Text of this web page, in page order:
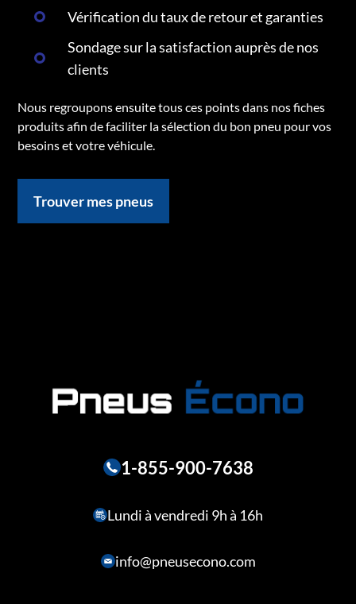
Vérification du taux de retour et garanties
Sondage sur la satisfaction auprès de nos
clients
Nous regroupons ensuite tous ces points dans nos fiches
produits afin de faciliter la sélection du bon pneu pour vos
besoins et votre véhicule.
Trouver mes pneus
1-855-900-7638
Lundi à vendredi 9h à 16h
info@pneusecono.com